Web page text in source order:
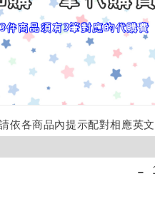
依各商品內提示配對相應英
-